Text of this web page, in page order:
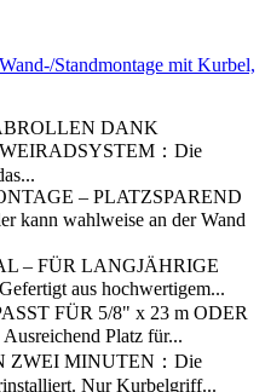
Standmontage mit Kurbel,
DANK
：Die
– PLATZSPAREND
wahlweise an der Wand
– FÜR LANGJÄHRIGE
aus hochwertigem...
FÜR 5/8" x 23 m ODER
Platz für...
ZWEI MINUTEN：Die
Nur Kurbelgriff...